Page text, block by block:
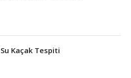
Kaçak Tespiti